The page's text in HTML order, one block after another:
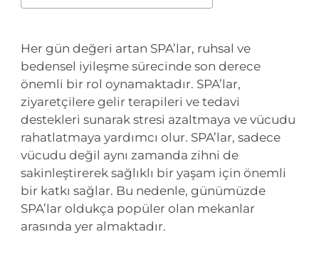
Her gün değeri artan SPA’lar, ruhsal ve
bedensel iyileşme sürecinde son derece
önemli bir rol oynamaktadır. SPA’lar,
ziyaretçilere gelir terapileri ve tedavi
destekleri sunarak stresi azaltmaya ve vücudu
rahatlatmaya yardımcı olur. SPA’lar, sadece
vücudu değil aynı zamanda zihni de
sakinleştirerek sağlıklı bir yaşam için önemli
bir katkı sağlar. Bu nedenle, günümüzde
SPA’lar oldukça popüler olan mekanlar
arasında yer almaktadır.